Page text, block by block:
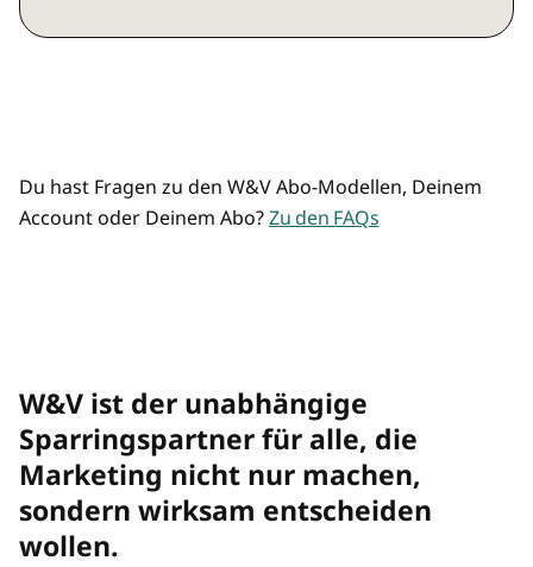
Preisvorteil durch Mehrplatz-Zugänge
Commerce
Top-Listen und Rankings
W&V Magazin im digitalen Archiv
Preisvorteil bei allen W&V Events
Preisvorteil durch Mehrplatz-Zugänge
Du hast Fragen zu den W&V Abo-Modellen, Deinem
Account oder Deinem Abo?Zu den FAQs
W&V ist der unabhängige
Sparringspartner für alle, die
Marketing nicht nur machen,
sondern wirksam entscheiden
wollen.